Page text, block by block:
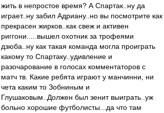
жить в непростое время? А Спартак..ну да
играет..ну забил Адриану..но вы посмотрите как
прекрасен жирков..как свеж и активен
риггони.....вышел охотник за трофеями
дзюба..ну как такая команда могла проиграть
какому то Спартаку..удивление и
разочарование в голосах комментаторов с
матч тв. Какие ребята играют у манчинни, ни
чета каким то Зобниным и
Глушаковым..Должен был зенит выиграть..уж
больно хорошие футболисты...да что там